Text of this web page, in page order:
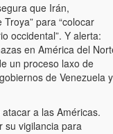
que Irán,
para “colocar
occidental”. Y alerta:
en América del
un proceso laxo de
de Venezuela y
a las Américas.
su vigilancia para